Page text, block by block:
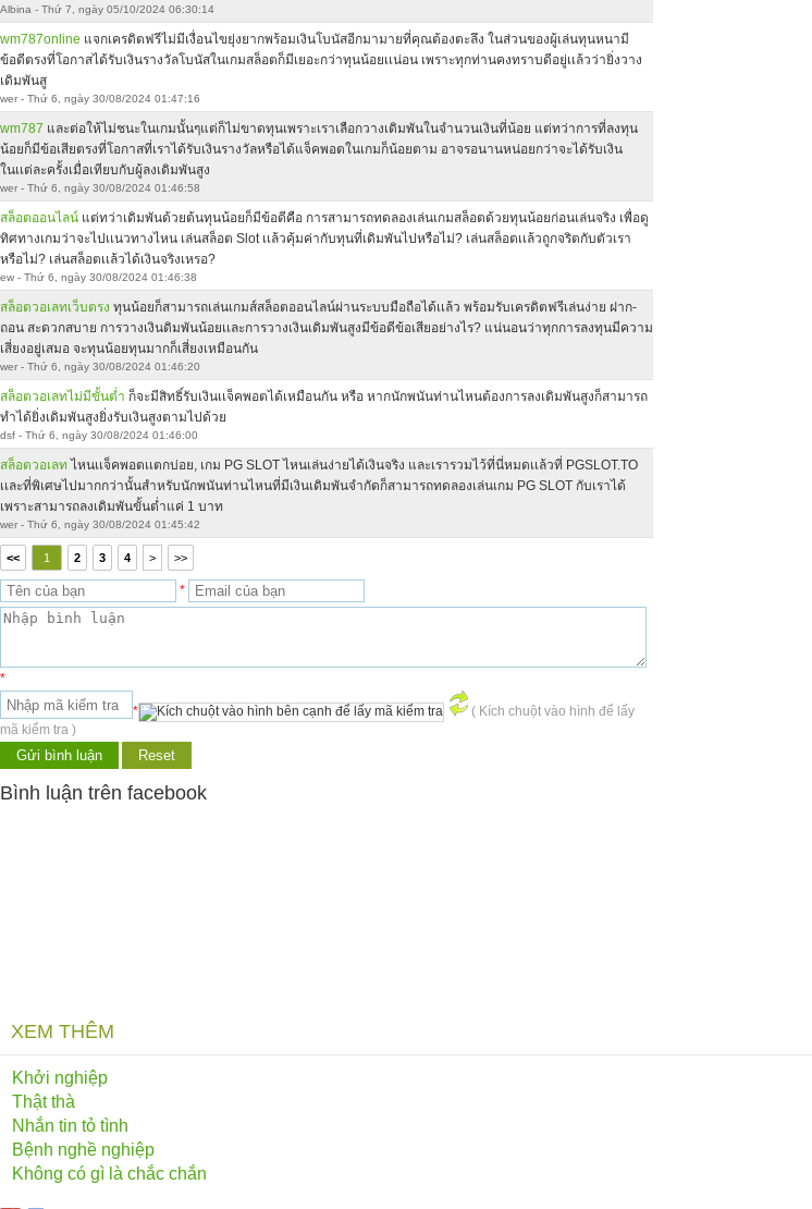
Albina - Thứ 7, ngày 05/10/2024 06:30:14
wm787online แจกเครดิตฟรีไม่มีเงื่อนไขยุ่งยากพร้อมเงินโบนัสอีกมามายที่คุณต้องตะลึง ในส่วนของผู้เล่นทุนหนามี
ข้อดีตรงที่โอกาสได้รับเงินรางวัลโบนัสในเกมสล็อตก็มีเยอะกว่าทุนน้อยเเน่อน เพราะทุกท่านคงทราบดีอยู่เเล้วว่ายิ่งวาง
เดิมพันสู
wer - Thứ 6, ngày 30/08/2024 01:47:16
wm787 และต่อให้ไม่ชนะในเกมนั้นๆแต่ก็ไม่ขาดทุนเพราะเราเลือกวางเดิมพันในจำนวนเงินที่น้อย แต่ทว่าการที่ลงทุน
น้อยก็มีข้อเสียตรงที่โอกาสที่เราได้รับเงินรางวัลหรือได้แจ็คพอตในเกมก็น้อยตาม อาจรอนานหน่อยกว่าจะได้รับเงิน
ในเเต่ละครั้งเมื่อเทียบกับผู้ลงเดิมพันสูง
wer - Thứ 6, ngày 30/08/2024 01:46:58
สล็อตออนไลน์ แต่ทว่าเดิมพันด้วยต้นทุนน้อยก็มีข้อดีคือ การสามารถทดลองเล่นเกมสล็อตด้วยทุนน้อยก่อนเล่นจริง เพื่อดู
ทิศทางเกมว่าจะไปเเนวทางไหน เล่นสล็อต Slot เเล้วคุ้มค่ากับทุนที่เดิมพันไปหรือไม่? เล่นสล็อตเเล้วถูกจริตกับตัวเรา
หรือไม่? เล่นสล็อตเเล้วได้เงินจริงเหรอ?
ew - Thứ 6, ngày 30/08/2024 01:46:38
สล็อตวอเลทเว็บตรง ทุนน้อยก็สามารถเล่นเกมส์สล็อตออนไลน์ผ่านระบบมือถือได้เเล้ว พร้อมรับเครดิตฟรีเล่นง่าย ฝาก-
ถอน สะดวกสบาย การวางเงินดิมพันน้อยเเละการวางเงินเดิมพันสูงมีข้อดีข้อเสียอย่างไร? แน่นอนว่าทุกการลงทุนมีความ
เสี่ยงอยู่เสมอ จะทุนน้อยทุนมากก็เสี่ยงเหมือนกัน
wer - Thứ 6, ngày 30/08/2024 01:46:20
สล็อตวอเลทไม่มีขั้นต่ำ ก็จะมีสิทธิ์รับเงินเเจ็คพอตได้เหมือนกัน หรือ หากนักพนันท่านไหนต้องการลงเดิมพันสูงก็สามารถ
ทำได้ยิ่งเดิมพันสูงยิ่งรับเงินสูงตามไปด้วย
dsf - Thứ 6, ngày 30/08/2024 01:46:00
สล็อตวอเลท ไหนเเจ็คพอตเเตกบ่อย, เกม PG SLOT ไหนเล่นง่ายได้เงินจริง และเรารวมไว้ที่นี่หมดเเล้วที่ PGSLOT.TO
เเละที่พิเศษไปมากกว่านั้นสำหรับนักพนันท่านไหนที่มีเงินเดิมพันจำกัดก็สามารถทดลองเล่นเกม PG SLOT กับเราได้
เพราะสามารถลงเดิมพันขั้นต่ำแค่ 1 บาท
wer - Thứ 6, ngày 30/08/2024 01:45:42
<< 1 2 3 4 > >>
*
*
*
( Kích chuột vào hình để lấy
mã kiểm tra )
Bình luận trên facebook
XEM THÊM
Khởi nghiệp
Thật thà
Nhắn tin tỏ tình
Bệnh nghề nghiệp
Không có gì là chắc chắn